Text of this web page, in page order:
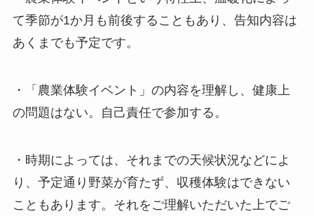
て季節が1か月も前後することもあり、告知内容は
あくまでも予定です。
・「農業体験イベント」の内容を理解し、健康上
の問題はない。自己責任で参加する。
・時期によっては、それまでの天候状況などによ
り、予定通り野菜が育たず、収穫体験はできない
こともあります。それをご理解いただいた上でご